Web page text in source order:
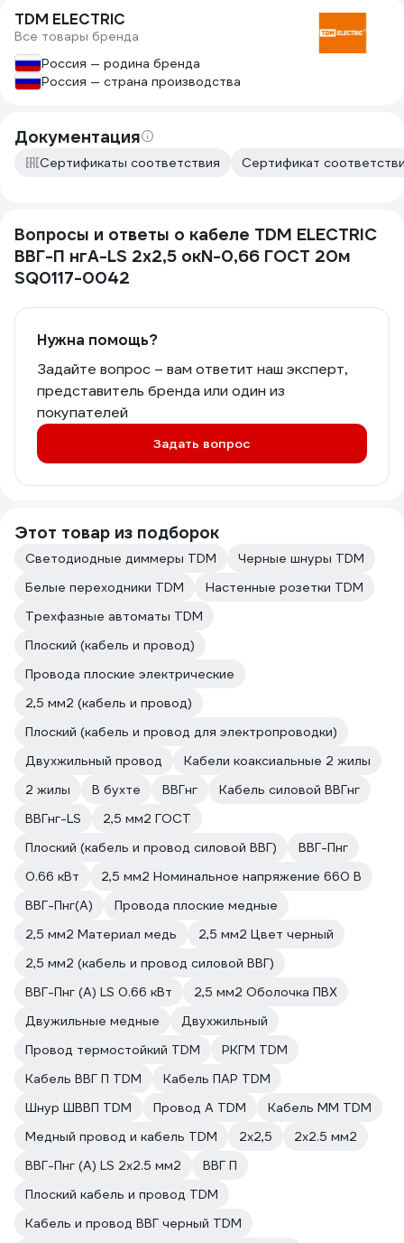
TDM ELECTRIC
Все товары бренда
Россия — родина бренда
Россия — страна производства
Документация
Сертификаты соответствия Сертификат
Вопросы и ответы о кабеле TDM ELECTRIC
ВВГ-П нгА-LS 2х2,5 окN-0,66 ГОСТ 20м
SQ0117-0042
Нужна помощь?
Задайте вопрос – вам ответит наш эксперт,
представитель бренда или один из
покупателей
Задать вопрос
Этот товар из подборок
Светодиодные диммеры TDM
Черные шнуры TDM
Белые переходники TDM
Настенные розетки TDM
Трехфазные автоматы TDM
Плоский (кабель и провод)
Провода плоские электрические
2,5 мм2 (кабель и провод)
Плоский (кабель и провод для электропроводки)
Двухжильный провод
Кабели коаксиальные 2 жилы
2 жилы
В бухте ВВГнг
Кабель силовой ВВГнг
ВВГнг-LS
2,5 мм2 ГОСТ
Плоский (кабель и провод силовой ВВГ)
ВВГ-Пнг
0.66 кВт
2,5 мм2 Номинальное напряжение 660 В
ВВГ-Пнг(А)
Провода плоские медные
2,5 мм2 Материал медь
2,5 мм2 Цвет черный
2,5 мм2 (кабель и провод силовой ВВГ)
ВВГ-Пнг (А) LS 0.66 кВт
2,5 мм2 Оболочка ПВХ
Двужильные медные
Двухжильный
Провод термостойкий TDM
РКГМ TDM
Кабель ВВГ П TDM
Кабель ПАР TDM
Шнур ШВВП TDM
Провод А TDM
Кабель ММ TDM
Медный провод и кабель TDM
2х2,5
2х2.5 мм2
ВВГ-Пнг (А) LS 2х2.5 мм2
ВВГ П
Плоский кабель и провод TDM
Кабель и провод ВВГ черный TDM